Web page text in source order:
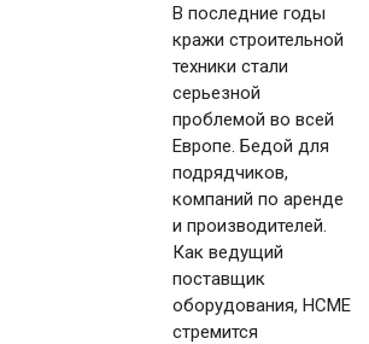
В последние годы
кражи строительной
техники стали
серьезной
проблемой во всей
Европе. Бедой для
подрядчиков,
компаний по аренде
и производителей.
Как ведущий
поставщик
оборудования, HCME
стремится